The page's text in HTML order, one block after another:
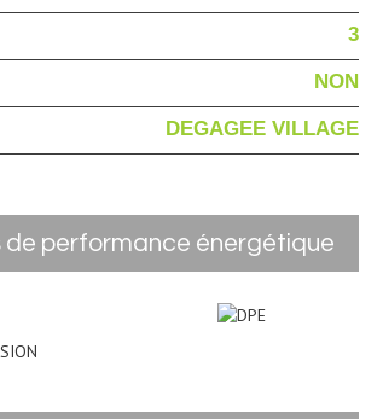
3
NON
DEGAGEE VILLAGE
de performance énergétique